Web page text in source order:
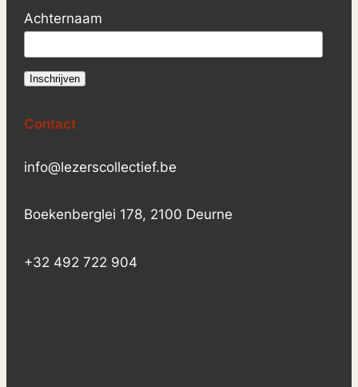
Achternaam
Contact
info@lezerscollectief.be
Boekenberglei 178, 2100 Deurne
+32 492 722 904